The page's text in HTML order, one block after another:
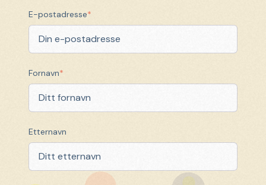
E-postadresse*
Fornavn*
Etternavn